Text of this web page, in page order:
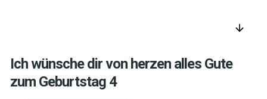
arrow_downward
Ich wünsche dir von herzen alles Gute
zum Geburtstag 4